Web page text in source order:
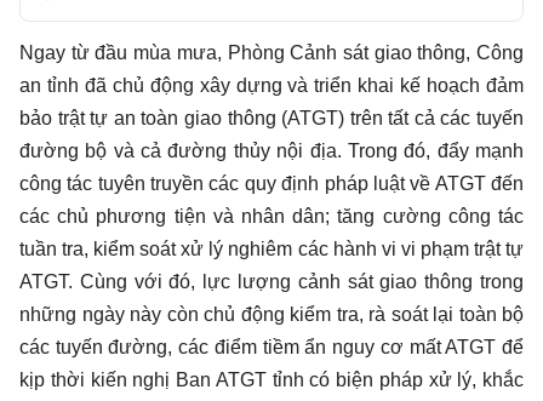
Play
Ngay từ đầu mùa mưa, Phòng Cảnh sát giao thông, Công
an tỉnh đã chủ động xây dựng và triển khai kế hoạch đảm
bảo trật tự an toàn giao thông (ATGT) trên tất cả các tuyến
đường bộ và cả đường thủy nội địa. Trong đó, đẩy mạnh
công tác tuyên truyền các quy định pháp luật về ATGT đến
các chủ phương tiện và nhân dân; tăng cường công tác
tuần tra, kiểm soát xử lý nghiêm các hành vi vi phạm trật tự
ATGT. Cùng với đó, lực lượng cảnh sát giao thông trong
những ngày này còn chủ động kiểm tra, rà soát lại toàn bộ
các tuyến đường, các điểm tiềm ẩn nguy cơ mất ATGT để
kịp thời kiến nghị Ban ATGT tỉnh có biện pháp xử lý, khắc